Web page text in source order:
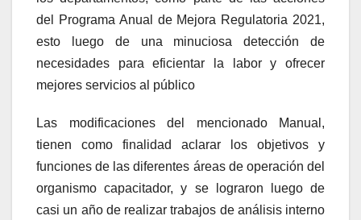
del Programa Anual de Mejora Regulatoria 2021,
esto luego de una minuciosa detección de
necesidades para eficientar la labor y ofrecer
mejores servicios al público
Las modificaciones del mencionado Manual,
tienen como finalidad aclarar los objetivos y
funciones de las diferentes áreas de operación del
organismo capacitador, y se lograron luego de
casi un año de realizar trabajos de análisis interno